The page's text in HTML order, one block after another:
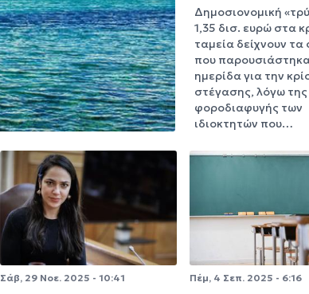
Δημοσιονομική
1,35 δισ. ευρώ στα
ταμεία δείχνουν τα
που
ημερίδα για την
στέγασης, λόγω της
φοροδιαφυγής των
ιδιοκτητών που…
Σάβ, 29 Νοε. 2025 - 10:41 Πέμ, 4 Σεπ. 2025 - 6:16